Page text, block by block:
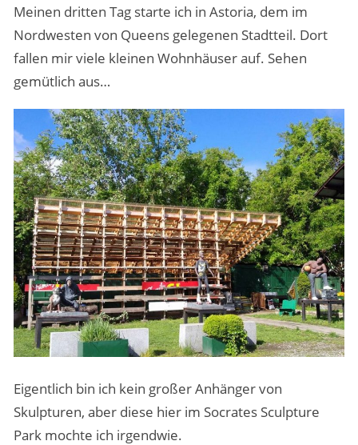
Meinen dritten Tag starte ich in Astoria, dem im
Nordwesten von Queens gelegenen Stadtteil. Dort
fallen mir viele kleinen Wohnhäuser auf. Sehen
gemütlich aus…
Eigentlich bin ich kein großer Anhänger von
Skulpturen, aber diese hier im Socrates Sculpture
Park mochte ich irgendwie.